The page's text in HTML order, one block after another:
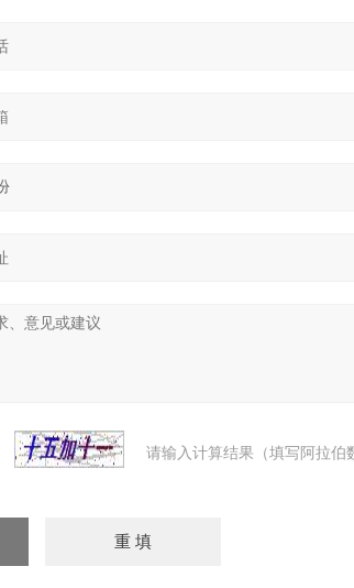
请输入计算结果（填写阿拉伯